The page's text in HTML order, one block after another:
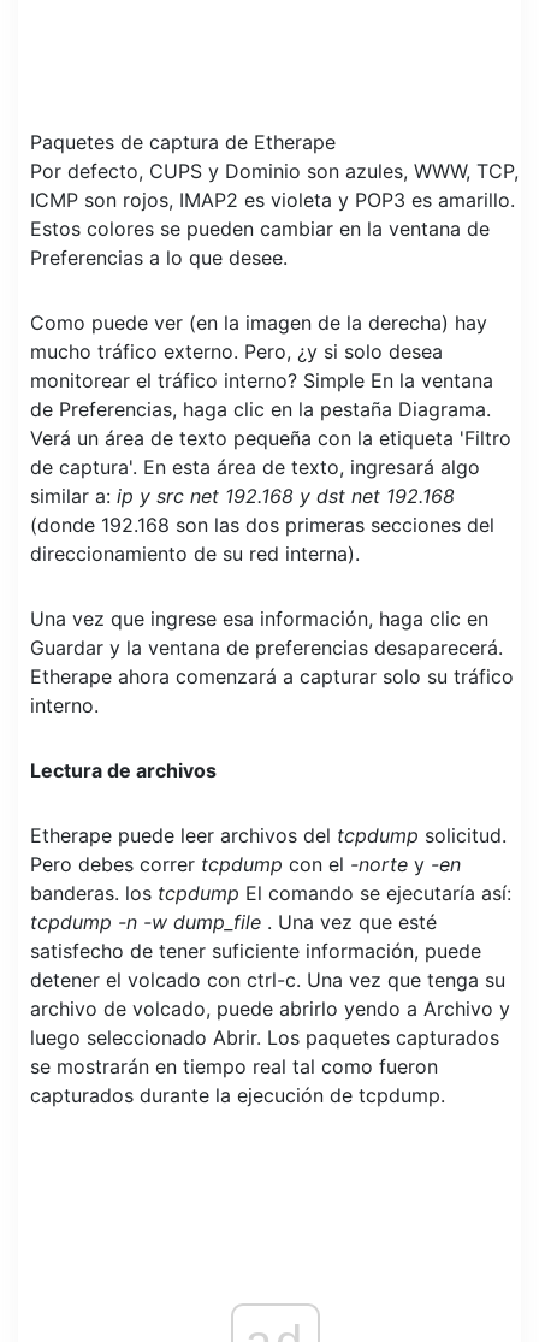
Paquetes de captura de Etherape
Por defecto, CUPS y Dominio son azules, WWW, TCP,
ICMP son rojos, IMAP2 es violeta y POP3 es amarillo.
Estos colores se pueden cambiar en la ventana de
Preferencias a lo que desee.
Como puede ver (en la imagen de la derecha) hay
mucho tráfico externo. Pero, ¿y si solo desea
monitorear el tráfico interno? Simple En la ventana
de Preferencias, haga clic en la pestaña Diagrama.
Verá un área de texto pequeña con la etiqueta 'Filtro
de captura'. En esta área de texto, ingresará algo
similar a: ip y src net 192.168 y dst net 192.168
(donde 192.168 son las dos primeras secciones del
direccionamiento de su red interna).
Una vez que ingrese esa información, haga clic en
Guardar y la ventana de preferencias desaparecerá.
Etherape ahora comenzará a capturar solo su tráfico
interno.
Lectura de archivos
Etherape puede leer archivos del tcpdump solicitud.
Pero debes correr tcpdump con el -norte y -en
banderas. los tcpdump El comando se ejecutaría así:
tcpdump -n -w dump_file . Una vez que esté
satisfecho de tener suficiente información, puede
detener el volcado con ctrl-c. Una vez que tenga su
archivo de volcado, puede abrirlo yendo a Archivo y
luego seleccionado Abrir. Los paquetes capturados
se mostrarán en tiempo real tal como fueron
capturados durante la ejecución de tcpdump.